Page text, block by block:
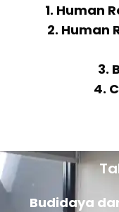
1. Human
2. Human
3.
4.
Budidaya